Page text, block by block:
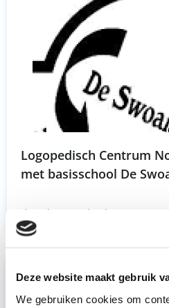
Deze website maakt gebruik
We gebruiken cookies om
Logopedisch Centrum
met basisschool De
dinsdag 27 oktober 2020